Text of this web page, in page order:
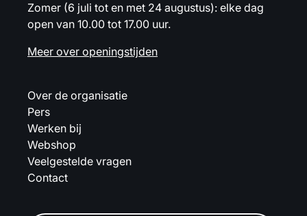
Zomer (6 juli tot en met 24 augustus): elke dag
open van 10.00 tot 17.00 uur.
Meer over openingstijden
Over de organisatie
Pers
Werken bij
Webshop
Veelgestelde vragen
Contact